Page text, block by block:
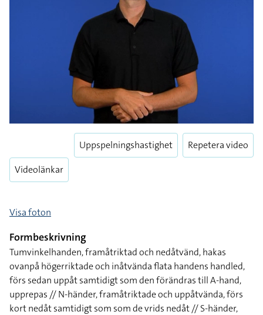
Enter
Play
Videolänkar
Uppspelningshastighet Repetera video
Visa foton
Formbeskrivning
Tumvinkelhanden, framåtriktad och nedåtvänd, hakas
ovanpå högerriktade och inåtvända flata handens handled,
förs sedan uppåt samtidigt som den förändras till A-hand,
upprepas // N-händer, framåtriktade och uppåtvända, förs
kort nedåt samtidigt som som de vrids nedåt // S-händer,